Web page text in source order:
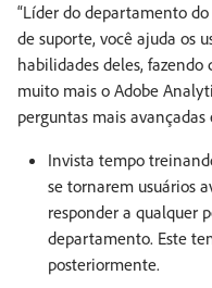
“Líder do departamento
de suporte, você ajuda os
habilidades deles,
muito mais o Adobe
perguntas mais avançadas
Invista tempo
se tornarem usuários
responder a qualquer
departamento. Este
posteriormente.